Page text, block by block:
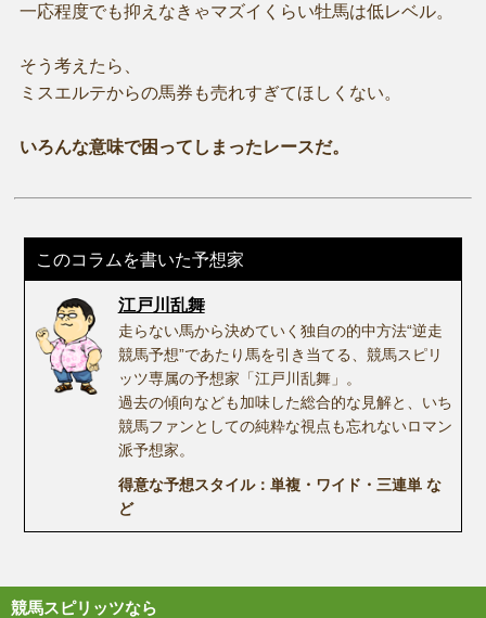
一応程度でも抑えなきゃマズイくらい牡馬は低レベル。
そう考えたら、
ミスエルテからの馬券も売れすぎてほしくない。
いろんな意味で困ってしまったレースだ。
このコラムを書いた予想家
江戸川乱舞
走らない馬から決めていく独自の的中方法“逆走
競馬予想”であたり馬を引き当てる、競馬スピリ
ッツ専属の予想家「江戸川乱舞」。
過去の傾向なども加味した総合的な見解と、いち
競馬ファンとしての純粋な視点も忘れないロマン
派予想家。
得意な予想スタイル：単複・ワイド・三連単 な
ど
競馬スピリッツなら